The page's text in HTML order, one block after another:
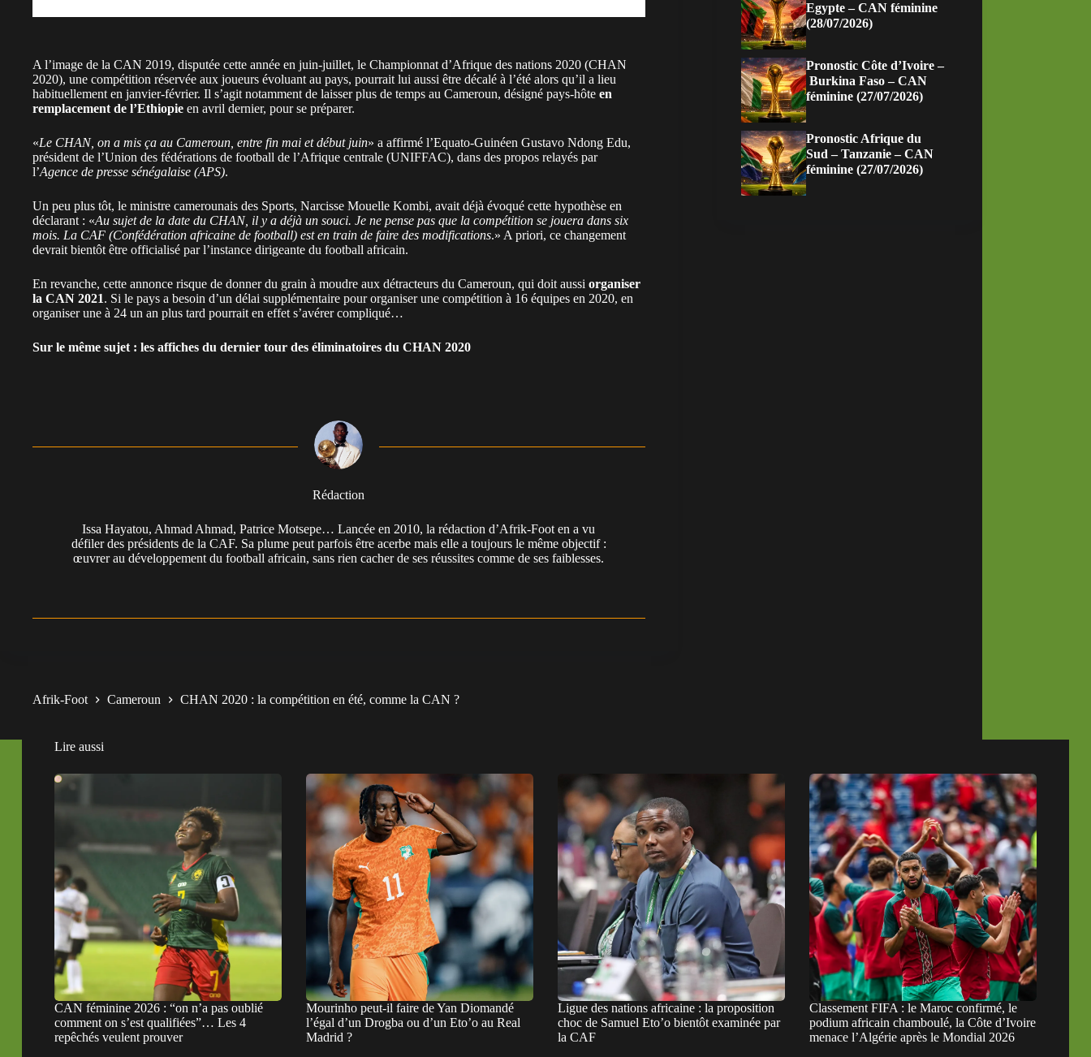
A l’image de la CAN 2019, disputée cette année en juin-juillet, le Championnat d’Afrique des nations 2020 (CHAN
2020), une compétition réservée aux joueurs évoluant au pays, pourrait lui aussi être décalé à l’été alors qu’il a lieu
habituellement en janvier-février. Il s’agit notamment de laisser plus de temps au Cameroun, désigné pays-hôte en
remplacement de l’Ethiopie en avril dernier, pour se préparer.
«Le CHAN, on a mis ça au Cameroun, entre fin mai et début juin» a affirmé l’Equato-Guinéen Gustavo Ndong Edu,
président de l’Union des fédérations de football de l’Afrique centrale (UNIFFAC), dans des propos relayés par
l’Agence de presse sénégalaise (APS).
Un peu plus tôt, le ministre camerounais des Sports, Narcisse Mouelle Kombi, avait déjà évoqué cette hypothèse en
déclarant : «Au sujet de la date du CHAN, il y a déjà un souci. Je ne pense pas que la compétition se jouera dans six
mois. La CAF (Confédération africaine de football) est en train de faire des modifications.» A priori, ce changement
devrait bientôt être officialisé par l’instance dirigeante du football africain.
En revanche, cette annonce risque de donner du grain à moudre aux détracteurs du Cameroun, qui doit aussi organiser
la CAN 2021. Si le pays a besoin d’un délai supplémentaire pour organiser une compétition à 16 équipes en 2020, en
organiser une à 24 un an plus tard pourrait en effet s’avérer compliqué…
Sur le même sujet : les affiches du dernier tour des éliminatoires du CHAN 2020
Rédaction
Issa Hayatou, Ahmad Ahmad, Patrice Motsepe… Lancée en 2010, la rédaction d’Afrik-Foot en a vu
défiler des présidents de la CAF. Sa plume peut parfois être acerbe mais elle a toujours le même objectif :
œuvrer au développement du football africain, sans rien cacher de ses réussites comme de ses faiblesses.
Egypte – CAN féminine
(28/07/2026)
Pronostic Côte d’Ivoire –
Burkina Faso – CAN
féminine (27/07/2026)
Pronostic Afrique du
Sud – Tanzanie – CAN
féminine (27/07/2026)
Afrik-Foot Cameroun CHAN 2020 : la compétition en été, comme la CAN ?
Lire aussi
CAN féminine 2026 : “on n’a pas oublié
comment on s’est qualifiées”… Les 4
repêchés veulent prouver
Mourinho peut-il faire de Yan Diomandé
l’égal d’un Drogba ou d’un Eto’o au Real
Madrid ?
Ligue des nations africaine : la proposition
choc de Samuel Eto’o bientôt examinée par
la CAF
Classement FIFA : le Maroc confirmé, le
podium africain chamboulé, la Côte d’Ivoire
menace l’Algérie après le Mondial 2026